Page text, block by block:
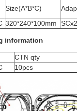
Size(A*B*C)
320*240*100mm
information
CTN qty
10pcs